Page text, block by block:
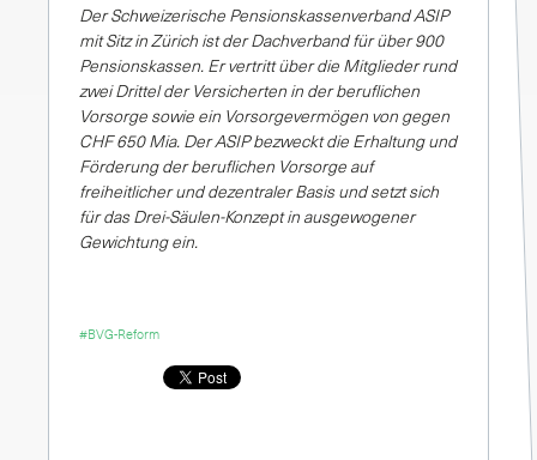
Der Schweizerische Pensionskassenverband ASIP
mit Sitz in Zürich ist der Dachverband für über 900
Pensionskassen. Er vertritt über die Mitglieder rund
zwei Drittel der Versicherten in der beruflichen
Vorsorge sowie ein Vorsorgevermögen von gegen
CHF 650 Mia. Der ASIP bezweckt die Erhaltung und
Förderung der beruflichen Vorsorge auf
freiheitlicher und dezentraler Basis und setzt sich
für das Drei-Säulen-Konzept in ausgewogener
Gewichtung ein.
#BVG-Reform